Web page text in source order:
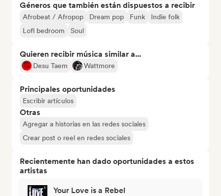
Géneros que también están dispuestos a recibir
Afrobeat / Afropop Dream pop Funk
Indie folk
Lofi bedroom
Soul
Quieren recibir música similar a...
Desu Taem Wattmore
Principales oportunidades
Escribir artículos
Otras
Agregar a historias en las redes sociales
Crear post o reel en redes sociales
Recientemente han dado oportunidades a estos
artistas
Your Love is a Rebel